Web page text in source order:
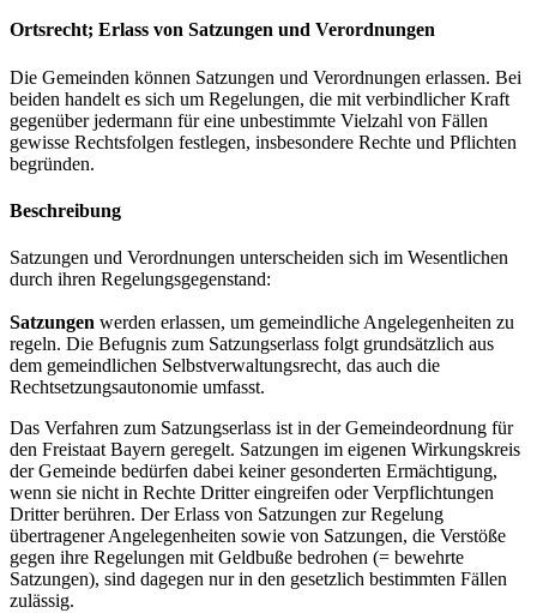
Ortsrecht; Erlass von Satzungen und Verordnungen
Die Gemeinden können Satzungen und Verordnungen erlassen. Bei
beiden handelt es sich um Regelungen, die mit verbindlicher Kraft
gegenüber jedermann für eine unbestimmte Vielzahl von Fällen
gewisse Rechtsfolgen festlegen, insbesondere Rechte und Pflichten
begründen.
Beschreibung
Satzungen und Verordnungen unterscheiden sich im Wesentlichen
durch ihren Regelungsgegenstand:
Satzungen werden erlassen, um gemeindliche Angelegenheiten zu
regeln. Die Befugnis zum Satzungserlass folgt grundsätzlich aus
dem gemeindlichen Selbstverwaltungsrecht, das auch die
Rechtsetzungsautonomie umfasst.
Das Verfahren zum Satzungserlass ist in der Gemeindeordnung für
den Freistaat Bayern geregelt. Satzungen im eigenen Wirkungskreis
der Gemeinde bedürfen dabei keiner gesonderten Ermächtigung,
wenn sie nicht in Rechte Dritter eingreifen oder Verpflichtungen
Dritter berühren. Der Erlass von Satzungen zur Regelung
übertragener Angelegenheiten sowie von Satzungen, die Verstöße
gegen ihre Regelungen mit Geldbuße bedrohen (= bewehrte
Satzungen), sind dagegen nur in den gesetzlich bestimmten Fällen
zulässig.